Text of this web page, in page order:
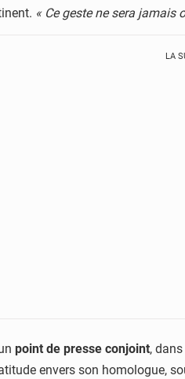
« Ce geste ne sera jamais
LA
point de presse conjoint,
envers son homologue,